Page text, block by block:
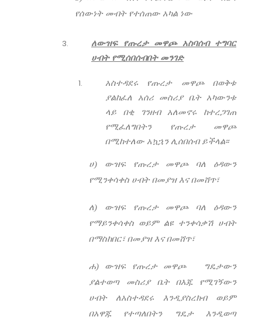
የሰውነት መብት የተሰጠው አካል ነው
ለውዝፍ የጡረታ መዋጮ አስባሰብ ተግባር
ሀብት የሚሰበሰብበት መንገድ
አስተዳደሩ የጡረታ መዋጮ በወቅቱ
ያልከፈለ አሰሪ መስሪያ ቤት አካውንቱ
ላይ በቂ ገንዘብ አለመኖሩ ከተረጋገጠ
የሚፈለግበትን የጡረታ መዋጮ
በሚከተለው አኳኋን ሊሰበሰብ ይችላል፡፡
ሀ) ውዝፍ የጡረታ መዋጮ ባለ ዕዳውን
የሚንቀሳቀስ ሀብት በመያዝ እና በመሸጥ፣
ለ) ውዝፍ የጡረታ መዋጮ ባለ ዕዳውን
የማይንቀሳቀስ ወይም ልዩ ተንቀሳቃሽ ሀብት
በማስከበር፣ በመያዝ እና በመሸጥ፣
ሐ) ውዝፍ የጡረታ መዋጮ ግዴታውን
ያልተወጣ መስሪያ ቤት በእጁ የሚገኝውን
ሀብት ለአስተዳደሩ እንዲያስረክብ ወይም
በአዋጁ የተጣለበትን ግዴታ እንዲወጣ